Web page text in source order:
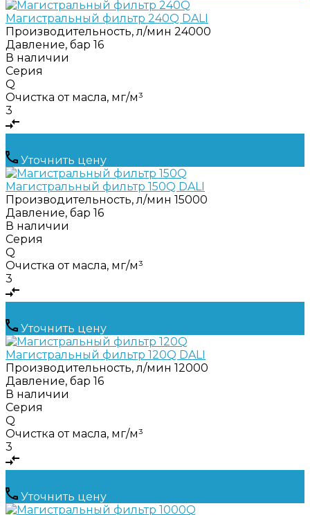
Магистральный фильтр 240Q DALI
Производительность, л/мин 24000
Давление, бар 16
В наличии
Серия
Q
Очистка от масла, мг/м³
3
Уточнить цену
Магистральный фильтр 150Q DALI
Производительность, л/мин 15000
Давление, бар 16
В наличии
Серия
Q
Очистка от масла, мг/м³
3
Уточнить цену
Магистральный фильтр 120Q DALI
Производительность, л/мин 12000
Давление, бар 16
В наличии
Серия
Q
Очистка от масла, мг/м³
3
Уточнить цену